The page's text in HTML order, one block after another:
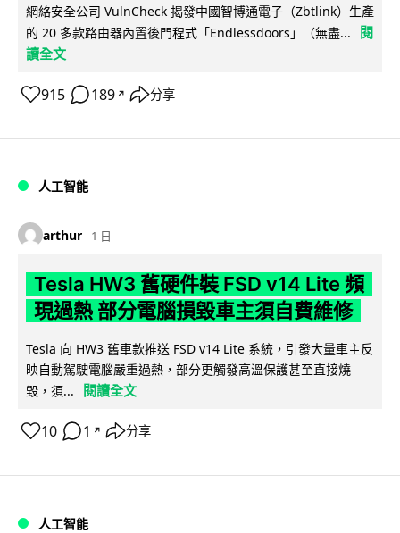
網絡安全公司 VulnCheck 揭發中國智博通電子（Zbtlink）生產
的 20 多款路由器內置後門程式「Endlessdoors」（無盡...
閱
讀全文
915 189 ↗ 分享
人工智能
arthur 1 日
Tesla HW3 舊硬件裝 FSD v14 Lite 頻
現過熱 部分電腦損毀車主須自費維修
Tesla 向 HW3 舊車款推送 FSD v14 Lite 系統，引發大量車主反
映自動駕駛電腦嚴重過熱，部分更觸發高溫保護甚至直接燒
毀，須...
閱讀全文
10 1 ↗ 分享
人工智能